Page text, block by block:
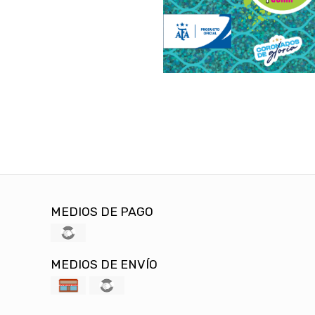
MEDIOS DE PAGO
MEDIOS DE ENVÍO